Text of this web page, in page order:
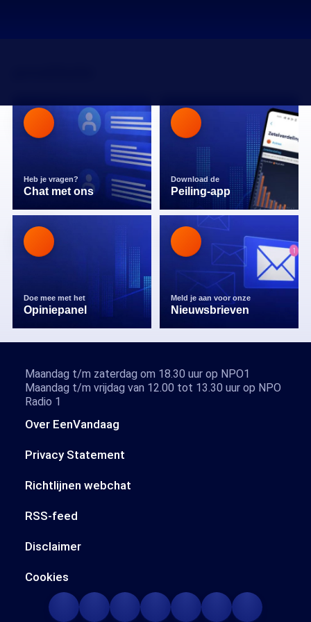
Heb je vragen?
Chat met ons
Download de
Peiling-app
Doe mee met het
Opiniepanel
Meld je aan voor onze
Nieuwsbrieven
Over EenVandaag
Privacy Statement
Richtlijnen webchat
RSS-feed
Disclaimer
Cookies
Maandag t/m zaterdag om 18.30 uur op NPO1
Maandag t/m vrijdag van 12.00 tot 13.30 uur op NPO
Radio 1